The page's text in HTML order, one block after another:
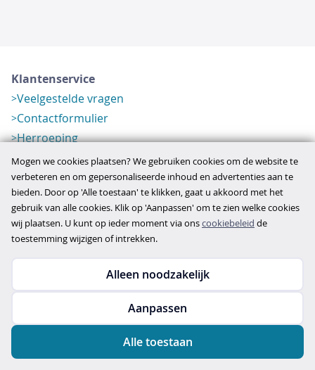
Klantenservice
Veelgestelde vragen
Contactformulier
Herroeping
Over ons
Bedrijfsgegevens
Werkwijze
Overzichten
Verlopen aanbod
Copyright © 2026
privacy- en cookiebeleid
Mogen we cookies plaatsen? We gebruiken cookies om de website te
verbeteren en om gepersonaliseerde inhoud en advertenties aan te
bieden. Door op 'Alle toestaan' te klikken, gaat u akkoord met het
gebruik van alle cookies. Klik op 'Aanpassen' om te zien welke cookies
wij plaatsen. U kunt op ieder moment via onscookiebeleid de
toestemming wijzigen of intrekken.
Alleen noodzakelijk
Aanpassen
Alle toestaan